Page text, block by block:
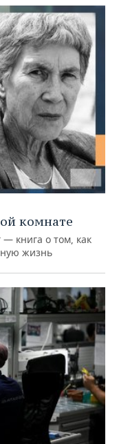
комнате
книга о том, как
жизнь